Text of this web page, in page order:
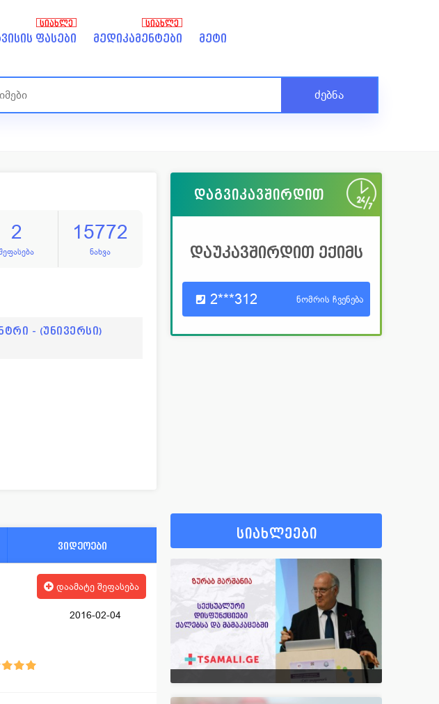
ფასები
ᲡᲘᲐᲮᲚᲔ
მედიკამენტები
ᲡᲘᲐᲮᲚᲔ
მეტი
ძებნა
2 15772
ნახვა
- (უნივერსი)
დაგვიკავშირდით
დაუკავშირდით ექიმს
2***312 ნომრის ჩვენება
ვიდეოები
დაამატე შეფასება
2016-02-04
სიახლეები